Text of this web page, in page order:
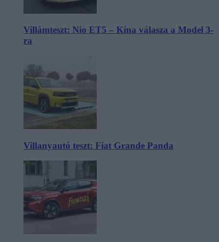
Villámteszt: Nio ET5 – Kína válasza a Model 3-
ra
Villanyautó teszt: Fiat Grande Panda